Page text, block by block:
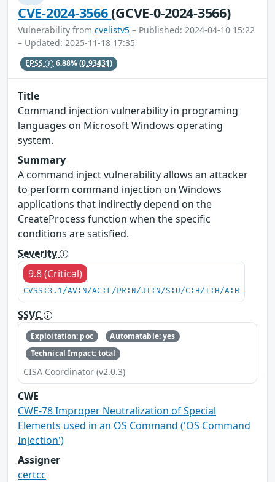
CVE-2024-3566(GCVE-0-2024-3566)
Vulnerability from cvelistv5 – Published: 2024-04-10 15:22
– Updated: 2025-11-18 17:35
EPSS 6.88%(0.93431)
Title
Command injection vulnerability in programing
languages on Microsoft Windows operating
system.
Summary
A command inject vulnerability allows an attacker
to perform command injection on Windows
applications that indirectly depend on the
CreateProcess function when the specific
conditions are satisfied.
Severity
9.8 (Critical)
CVSS:3.1/AV:N/AC:L/PR:N/UI:N/S:U/C:H/I:H/A:H
SSVC
Exploitation: poc
Automatable: yes
Technical Impact: total
CISA Coordinator (v2.0.3)
CWE
CWE-78 Improper Neutralization of Special
Elements used in an OS Command ('OS Command
Injection')
Assigner
certcc